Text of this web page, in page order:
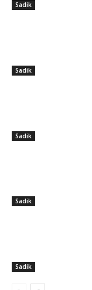
Sadik
Sadik
Sadik
Sadik
Sadik